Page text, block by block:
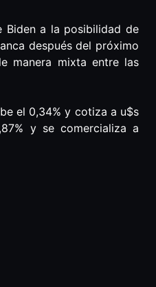
Biden a la posibilidad de
después del próximo
manera mixta entre las
el 0,34% y cotiza a u$s
y se comercializa a